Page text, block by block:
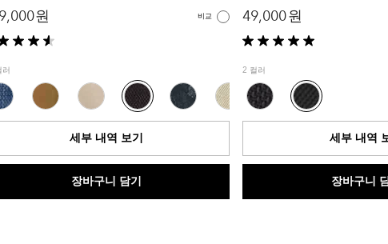
원
비교
러
세부 내역 보기
장바구니 담기
49,000 원
별
5
개
중
5.0
개
니
개
2 컬러
세부 내역
장바구니